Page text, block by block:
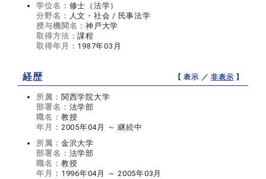
学位名： 修士（法学）
分野名： 人文・社会 / 民事法学
授与機関名：神戸大学
取得方法：課程
取得年月： 1987年03月
経歴 【 表示 ／非表示 】
所属： 関西学院大学
部署名： 法学部
職名： 教授
年月： 2005年04月 ～ 継続中
所属： 金沢大学
部署名： 法学部
職名： 教授
年月： 1996年04月 ～ 2005年03月